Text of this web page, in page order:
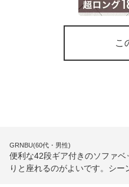
こ
GRNBU(60代・男性)
便利な42段ギア付きのソファ
りと座れるのがよいです。シ